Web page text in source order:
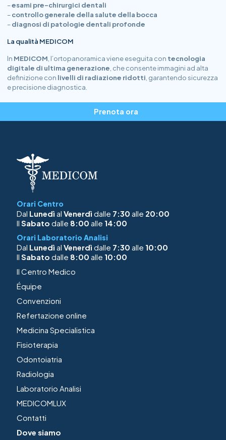
–esami pre-chirurgici dentali
–controllo generale della salute della bocca
–diagnosi di patologie dentali profonde
La qualità MEDICOM
In MEDICOM , l’ortopanoramica viene eseguita con tecnologia
digitale di ultima generazione , che consente immagini ad alta
definizione con livelli di radiazione ridotti , garantendo sicurezza
e precisione diagnostica.
Prenota ora
Orari Centro
Dal Lunedì al Venerdì dalle 7:30 alle 20:00
Il Sabato dalle 8:00 alle 14:00
Orari Laboratorio Analisi
Dal Lunedì al Venerdì dalle 7:30 alle 10:00
Il Sabato dalle 8:00 alle 10:00
Il Centro Medico
Équipe
Convenzioni
Refertazione online
Medicina Specialistica
Fisioterapia
Odontoiatria
Radiologia
Laboratorio Analisi
MEDICOMLUX
Contatti
Dove siamo